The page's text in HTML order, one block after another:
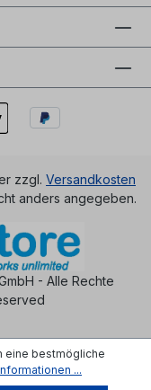
zzgl. Versandkosten
anders angegeben.
- Alle Rechte
eine bestmögliche
...